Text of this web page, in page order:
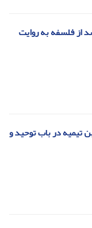
از فلسفه به روایت
تیمیه در باب توحید و